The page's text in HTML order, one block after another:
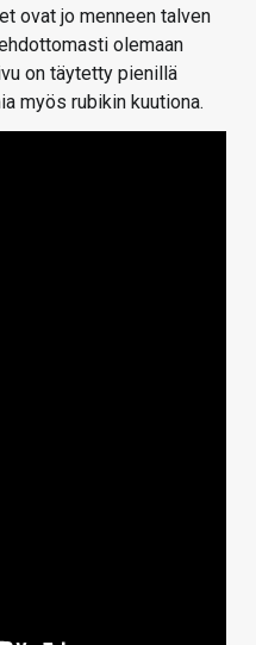
ovat jo menneen talven
olemaan
on täytetty pienillä
myös rubikin kuutiona.